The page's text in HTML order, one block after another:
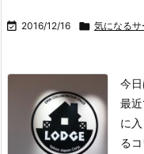
 2016/12/16  気になるサ
今
最
に入
る